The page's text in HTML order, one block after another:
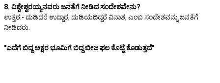
8. ವಿಶ್ವೇಶ್ವರಯ್ಯನವರು ಜನತೆಗೆ ನೀಡಿದ ಸಂದೇಶವೇನು?
ಉತ್ತರ:- ದುಡಿದರೆ ಉದ್ದಾರ, ದುಡಿಯದಿದ್ದರೆ ವಿನಾಶ, ಎಂಬ ಸಂದೇಶವನ್ನು ಜನತೆಗೆ
ನೀಡಿದರು.
"ಎದೆಗೆ ಬಿದ್ದ ಅಕ್ಷರ ಭೂಮಿಗೆ ಬಿದ್ದ ಬೀಜ ಫಲ ಕೊಟ್ಟೆ ಕೊಡುತ್ತದೆ"